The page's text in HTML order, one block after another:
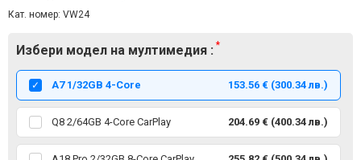
Кат. номер: VW24
Избери модел на мултимедия :
А7 1/32GB 4-Core 153.56 € (300.34 лв.)
Q8 2/64GB 4-Core CarPlay 204.69 € (400.34 лв.)